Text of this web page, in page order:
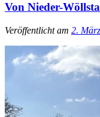
Von Nieder-
Veröffentlicht am 2.